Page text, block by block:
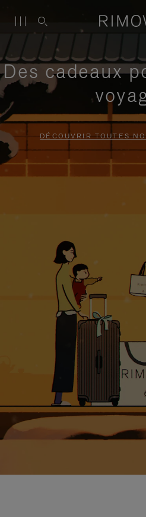
Des cadeaux
DÉCOUVRIR TOUTES